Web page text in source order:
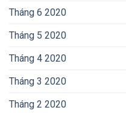
Tháng 6 2020
Tháng 5 2020
Tháng 4 2020
Tháng 3 2020
Tháng 2 2020